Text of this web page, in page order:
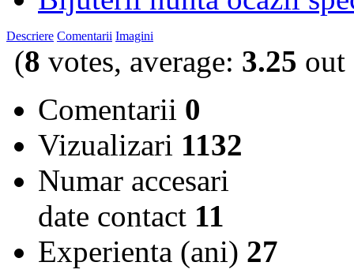
Descriere Comentarii Imagini
(8 votes, average: 3.25 out
Comentarii 0
Vizualizari 1132
Numar accesari
date contact 11
Experienta (ani) 27